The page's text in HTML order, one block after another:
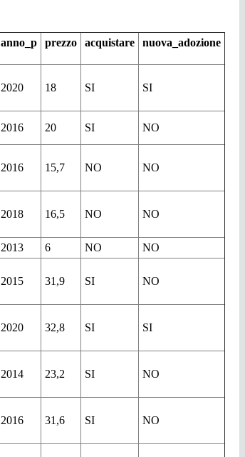
anno_p prezzo acquistare nuova_adozione
2020 18 SI SI
2016 20 SI NO
2016 15,7 NO NO
2018 16,5 NO NO
2013 6 NO NO
2015 31,9 SI NO
2020 32,8 SI SI
2014 23,2 SI NO
2016 31,6 SI NO